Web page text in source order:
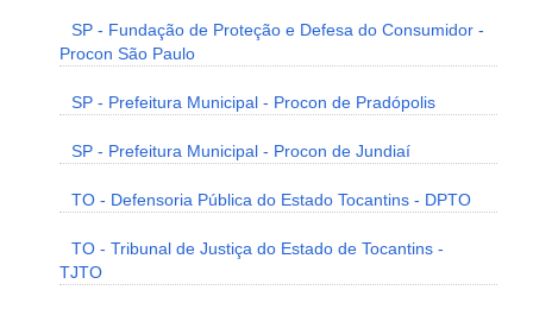
SP - Fundação de Proteção e Defesa do Consumidor -
Procon São Paulo
SP - Prefeitura Municipal - Procon de Pradópolis
SP - Prefeitura Municipal - Procon de Jundiaí
TO - Defensoria Pública do Estado Tocantins - DPTO
TO - Tribunal de Justiça do Estado de Tocantins -
TJTO